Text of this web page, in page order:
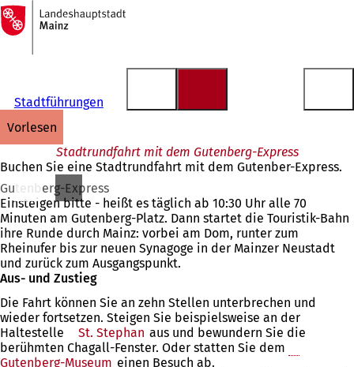
Inhalt anspringen
Zur
Startseite
Stadtführungen
vorlesen
Stadtrundfahrt mit dem Gutenberg-Express
Buchen Sie eine Stadtrundfahrt mit dem Gutenber-Express.
Gutenberg-Express
Einsteigen bitte - heißt es täglich ab 10:30 Uhr alle 70
Minuten am Gutenberg-Platz. Dann startet die Touristik-Bahn
ihre Runde durch Mainz: vorbei am Dom, runter zum
Rheinufer bis zur neuen Synagoge in der Mainzer Neustadt
und zurück zum Ausgangspunkt.
Aus- und Zustieg
Die Fahrt können Sie an zehn Stellen unterbrechen und
wieder fortsetzen. Steigen Sie beispielsweise an der
Haltestelle
St. Stephan aus und bewundern Sie die
berühmten Chagall-Fenster. Oder statten Sie dem
Gutenberg-Museum einen Besuch ab.